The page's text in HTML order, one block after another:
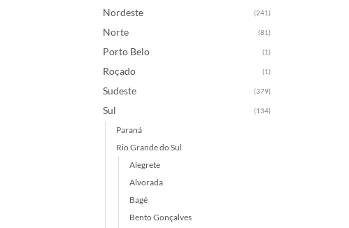
Nordeste (241)
Norte (81)
Porto Belo (1)
Roçado (1)
Sudeste (379)
Sul (134)
Paraná
Rio Grande do Sul
Alegrete
Alvorada
Bagé
Bento Gonçalves